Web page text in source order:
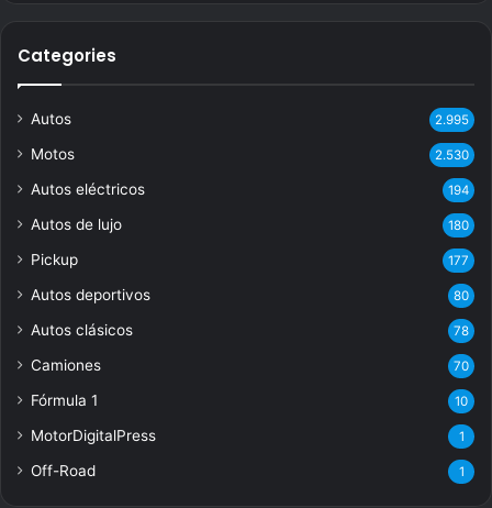
Categories
Autos 2.995
Motos 2.530
Autos eléctricos 194
Autos de lujo 180
Pickup 177
Autos deportivos 80
Autos clásicos 78
Camiones 70
Fórmula 1 10
MotorDigitalPress 1
Off-Road 1